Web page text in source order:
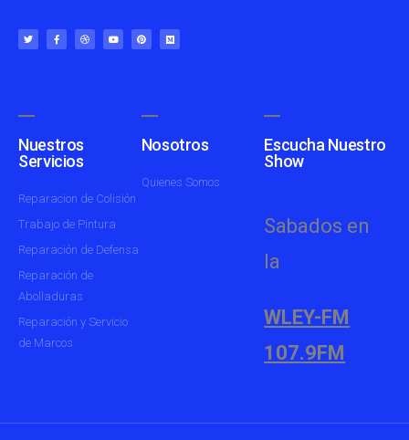
Nuestros
Servicios
Reparacion de Colisión
Trabajo de Pintura
Reparación de Defensa
Reparación de
Abolladuras
Reparación y Servicio
de Marcos
Nosotros
Quienes Somos
Escucha Nuestro
Show
Sabados en
la
WLEY-FM
107.9FM